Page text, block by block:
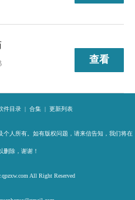
查看
件目录 | 合集 | 更新列表
人所有。如有版权问题，请来信告知，我们将在
删除，谢谢！
All Right Reserved